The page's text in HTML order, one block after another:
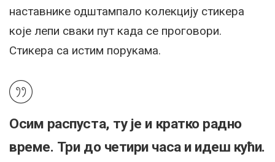
наставнике одштампало колекцију стикера
које лепи сваки пут када се проговори.
Стикера са истим порукама.
Осим распуста, ту је и кратко радно
време. Три до четири часа и идеш кући.